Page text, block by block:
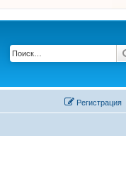
Регистрация